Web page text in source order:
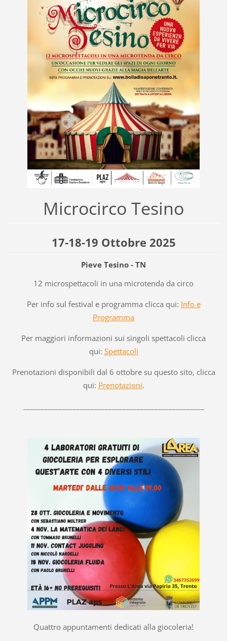
Microcirco Tesino
17-18-19 Ottobre 2025
Pieve Tesino - TN
12 microspettacoli in una microtenda da circo
Per info sul festival e programma clicca qui: Info e
Programma
Per maggiori informazioni sui singoli spettacoli clicca
qui: Spettacoli
Prenotazioni disponibili dal 6 ottobre su questo sito, clicca
qui: Prenotazioni.
Quattro appuntamenti dedicati alla giocoleria!